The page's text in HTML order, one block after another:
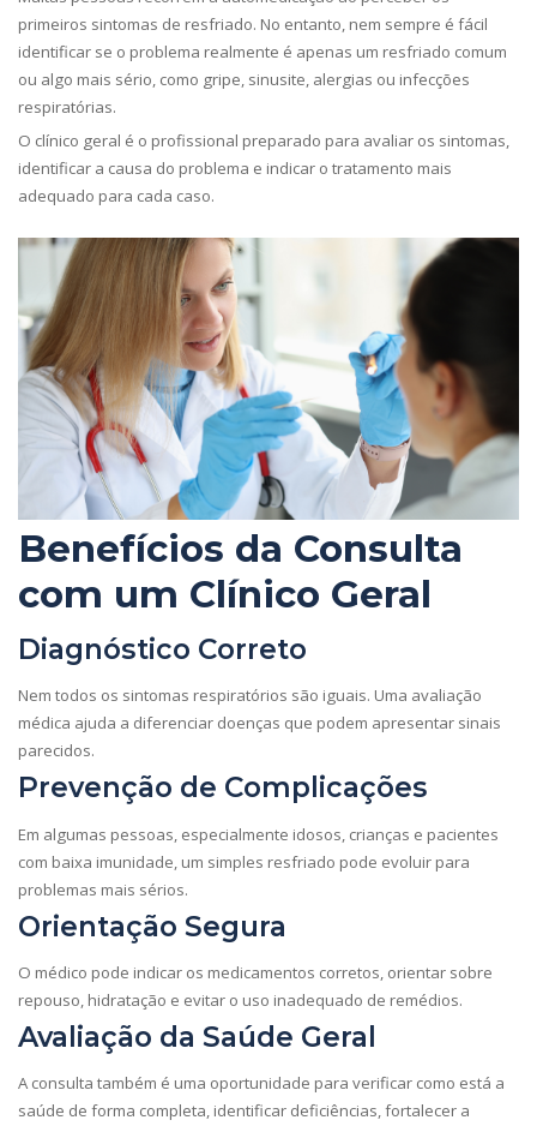
primeiros sintomas de resfriado. No entanto, nem sempre é fácil
identificar se o problema realmente é apenas um resfriado comum
ou algo mais sério, como gripe, sinusite, alergias ou infecções
respiratórias.
O clínico geral é o profissional preparado para avaliar os sintomas,
identificar a causa do problema e indicar o tratamento mais
adequado para cada caso.
Benefícios da Consulta
com um Clínico Geral
Diagnóstico Correto
Nem todos os sintomas respiratórios são iguais. Uma avaliação
médica ajuda a diferenciar doenças que podem apresentar sinais
parecidos.
Prevenção de Complicações
Em algumas pessoas, especialmente idosos, crianças e pacientes
com baixa imunidade, um simples resfriado pode evoluir para
problemas mais sérios.
Orientação Segura
O médico pode indicar os medicamentos corretos, orientar sobre
repouso, hidratação e evitar o uso inadequado de remédios.
Avaliação da Saúde Geral
A consulta também é uma oportunidade para verificar como está a
saúde de forma completa, identificar deficiências, fortalecer a